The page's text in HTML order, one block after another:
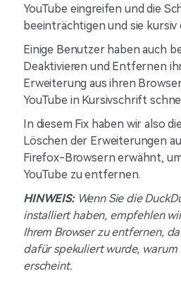
YouTube eingreifen und die
beeinträchtigen und sie kursiv
Einige Benutzer haben auch
Deaktivieren und Entfernen
Erweiterung aus ihren
YouTube in Kursivschrift
In diesem Fix haben wir also
Löschen der Erweiterungen
Firefox-Browsern erwähnt,
YouTube zu entfernen.
HINWEIS:Wenn Sie die
installiert haben, empfehlen
Ihrem Browser zu entfernen,
dafür spekuliert wurde, warum
erscheint.